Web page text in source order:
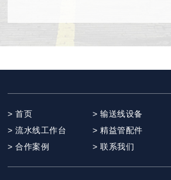
> 首页
> 输送线设备
> 流水线工作台
> 精益管配件
> 合作案例
> 联系我们